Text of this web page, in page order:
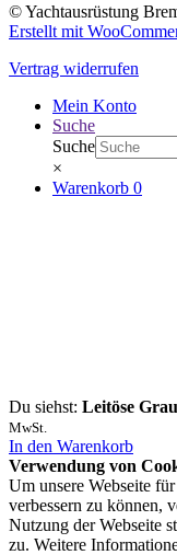
© Yachtausrüstung
Erstellt mit
Vertrag widerrufen
Mein Konto
Suche
Suche
×
Warenkorb 0
Du siehst: Leitöse
MwSt.
In den Warenkorb
Verwendung von
Um unsere Webseite
verbessern zu können,
Nutzung der Webseite
zu. Weitere